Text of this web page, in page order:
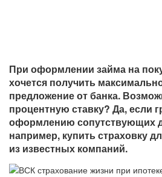
При оформлении займа на
хочется получить
предложение от банка.
процентную ставку? Да, если
оформлению сопутствующих
например, купить страховку
из известных компаний.